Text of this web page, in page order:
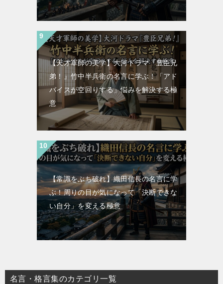
【天才軍師の美学】大河ドラマ『豊臣兄
弟！』竹中半兵衛の名言に学ぶ！「アド
バイスが空回りする」悩みを解決する極
意
【常識をぶち破れ】織田信長の名言に学
ぶ！周りの目が気になって「決断できな
い自分」を変える極意
名言・格言集のカテゴリ一覧